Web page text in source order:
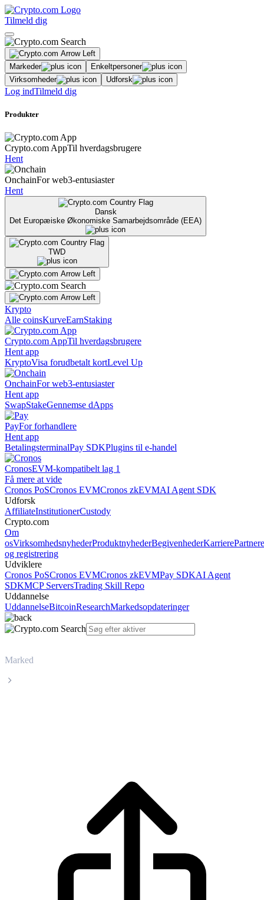
Tilmeld dig
Markeder
Enkeltpersoner
Virksomheder
Udforsk
Log indTilmeld dig
Produkter
Crypto.com AppTil hverdagsbrugere
Hent
OnchainFor web3-entusiaster
Hent
Dansk
Det Europæiske Økonomiske Samarbejdsområde (EEA)
TWD
Krypto
Alle coinsKurveEarnStaking
Crypto.com AppTil hverdagsbrugere
Hent app
KryptoVisa forudbetalt kortLevel Up
OnchainFor web3-entusiaster
Hent app
SwapStakeGennemse dApps
PayFor forhandlere
Hent app
BetalingsterminalPay SDKPlugins til e-handel
CronosEVM-kompatibelt lag 1
Få mere at vide
Cronos PoSCronos EVMCronos zkEVMAI Agent SDK
Udforsk
AffiliateInstitutionerCustody
Crypto.com
Om
osVirksomhedsnyhederProduktnyhederBegivenhederKarrierePartnere
og registrering
Udviklere
Cronos PoSCronos EVMCronos zkEVMPay SDKAI Agent
SDKMCP ServersTrading Skill Repo
Uddannelse
UddannelseBitcoinResearchMarkedsopdateringer
Marked